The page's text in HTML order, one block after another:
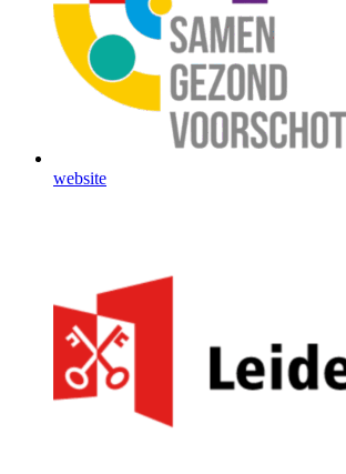
website